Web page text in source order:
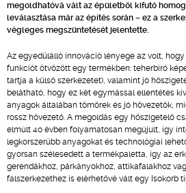
megoldhatóvá vált az épületből kifutó
leválasztása már az építés során – ez a
végleges megszüntetését jelentette.
Az egyedülálló innováció lényege az volt,
funkciót ötvözött egy termékben: teherbíró
tartja a külső szerkezetet), valamint jó
belátható, hogy ez két egymással ellentétes
anyagok általában tömörek és jó hővezetők,
rossz hővezető. A megoldás egy hőszigetelő
elmúlt 40 évben folyamatosan megújult, így
legkorszerűbb anyagokat és technológiai
gyorsan szélesedett a termékpaletta, így az
gerendákhoz, párkányokhoz, attikafalakhoz
falszerkezethez is elérhetővé vált egy Isokorb